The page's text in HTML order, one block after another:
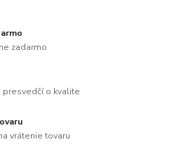
zadarmo
presvedčí o kvalite
vrátenie tovaru